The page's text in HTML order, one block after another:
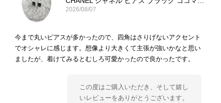
2026/08/07
今まで丸いピアスが多かったので、四角はさりげないアクセント
でオシャレに感じます。想像より大きくて主張が強いかなと思い
ましたが、着けてみるとむしろ可愛かったので良かったです。
この度はご購入いただき、そして嬉し
いレビューをありがとうございます。